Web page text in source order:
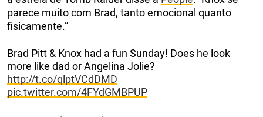
parece muito com Brad, tanto emocional quanto
fisicamente.”
Brad Pitt & Knox had a fun Sunday! Does he look
more like dad or Angelina Jolie?
http://t.co/qlptVCdDMD
pic.twitter.com/4FYdGMBPUP